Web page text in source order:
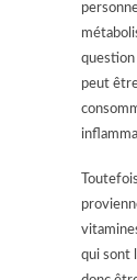
question
peut
qui sont